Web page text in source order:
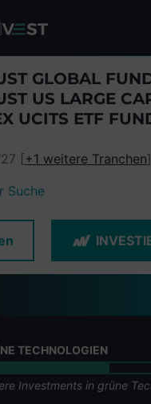
GLOBAL
US LARGE
UCITS ETF
[+1 weitere Tranchen]
Suche
TECHNOLOGIEN
Investments in grüne